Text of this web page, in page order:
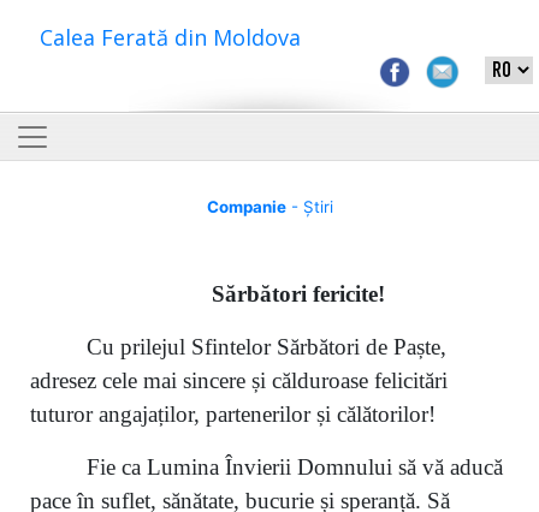
Calea Ferată din Moldova
Companie- Știri
Sărbători fericite!
Cu prilejul Sfintelor Sărbători de Paște,
adresez cele mai sincere și călduroase felicitări
tuturor angajaților, partenerilor și călătorilor!
Fie ca Lumina Învierii Domnului să vă aducă
pace în suflet, sănătate, bucurie și speranță. Să